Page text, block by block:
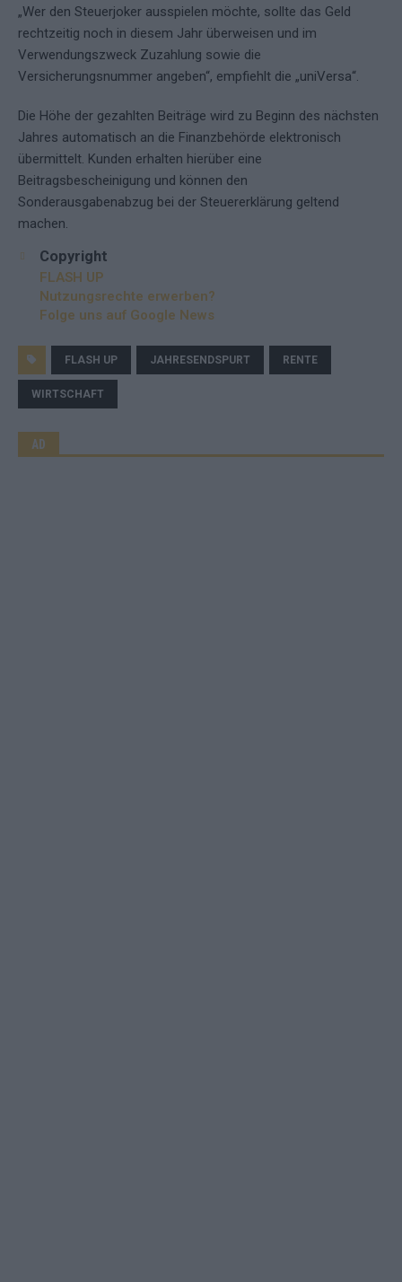
„Wer den Steuerjoker ausspielen möchte, sollte das Geld
rechtzeitig noch in diesem Jahr überweisen und im
Verwendungszweck Zuzahlung sowie die
Versicherungsnummer angeben“, empfiehlt die „uniVersa“.
Die Höhe der gezahlten Beiträge wird zu Beginn des nächsten
Jahres automatisch an die Finanzbehörde elektronisch
übermittelt. Kunden erhalten hierüber eine
Beitragsbescheinigung und können den
Sonderausgabenabzug bei der Steuererklärung geltend
machen.
Copyright
FLASH UP
Nutzungsrechte erwerben?
Folge uns auf Google News
FLASH UP JAHRESENDSPURT RENTE
WIRTSCHAFT
AD